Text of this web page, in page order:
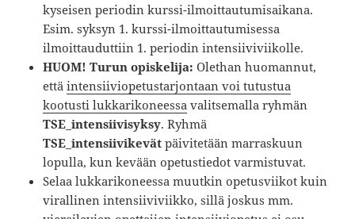
kyseisen periodin kurssi-ilmoittautumisaikana.
Esim. syksyn 1. kurssi-ilmoittautumisessa
ilmoittauduttiin 1. periodin intensiiviviikolle.
HUOM! Turun opiskelija: Olethan huomannut,
ettäintensiiviopetustarjontaan voi tutustua
kootusti lukkarikoneessa valitsemalla ryhmän
TSE_intensiivisyksy. Ryhmä
TSE_intensiivikevät päivitetään marraskuun
lopulla, kun kevään opetustiedot varmistuvat.
Selaa lukkarikoneessa muutkin opetusviikot kuin
virallinen intensiiviviikko, sillä joskus mm.